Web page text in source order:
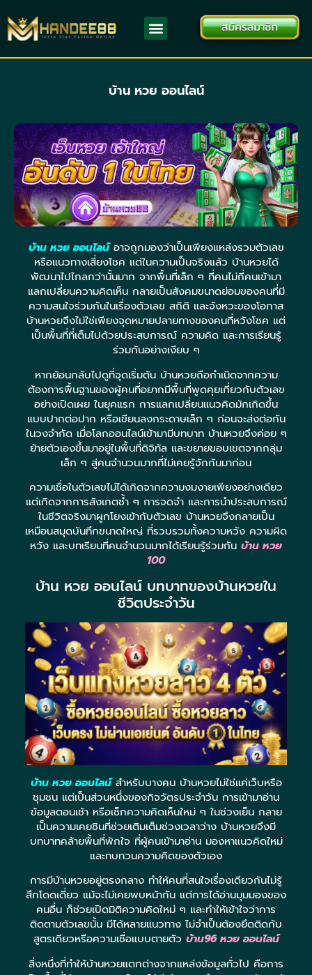
บ้าน หวย ออนไลน์
บ้าน หวย ออนไลน์อาจถูกมองว่าเป็นเพียงแหล่งรวมตัวเลข
หรือแนวทางเสี่ยงโชค แต่ในความเป็นจริงแล้ว บ้านหวยได้
พัฒนาไปไกลกว่านั้นมาก จากพื้นที่เล็ก ๆ ที่คนไม่กี่คนเข้ามา
แลกเปลี่ยนความคิดเห็น กลายเป็นสังคมขนาดย่อมของคนที่มี
ความสนใจร่วมกันในเรื่องตัวเลข สถิติ และจังหวะของโอกาส
บ้านหวยจึงไม่ใช่เพียงจุดหมายปลายทางของคนที่หวังโชค แต่
เป็นพื้นที่ที่เต็มไปด้วยประสบการณ์ ความคิด และการเรียนรู้
ร่วมกันอย่างเงียบ ๆ
หากย้อนกลับไปดูที่จุดเริ่มต้น บ้านหวยถือกำเนิดจากความ
ต้องการพื้นฐานของผู้คนที่อยากมีพื้นที่พูดคุยเกี่ยวกับตัวเลข
อย่างเปิดเผย ในยุคแรก การแลกเปลี่ยนแนวคิดมักเกิดขึ้น
แบบปากต่อปาก หรือเขียนลงกระดาษเล็ก ๆ ก่อนจะส่งต่อกัน
ในวงจำกัด เมื่อโลกออนไลน์เข้ามามีบทบาท บ้านหวยจึงค่อย ๆ
ย้ายตัวเองขึ้นมาอยู่ในพื้นที่ดิจิทัล และขยายขอบเขตจากกลุ่ม
เล็ก ๆ สู่คนจำนวนมากที่ไม่เคยรู้จักกันมาก่อน
ความเชื่อในตัวเลขไม่ได้เกิดจากความงมงายเพียงอย่างเดียว
แต่เกิดจากการสังเกตซ้ำ ๆ การจดจำ และการนำประสบการณ์
ในชีวิตจริงมาผูกโยงเข้ากับตัวเลข บ้านหวยจึงกลายเป็น
เหมือนสมุดบันทึกขนาดใหญ่ ที่รวบรวมทั้งความหวัง ความผิด
หวัง และบทเรียนที่คนจำนวนมากได้เรียนรู้ร่วมกัน บ้าน หวย
100
บ้าน หวย ออนไลน์ บทบาทของบ้านหวยใน
ชีวิตประจำวัน
บ้าน หวย ออนไลน์สำหรับบางคน บ้านหวยไม่ใช่แค่เว็บหรือ
ชุมชน แต่เป็นส่วนหนึ่งของกิจวัตรประจำวัน การเข้ามาอ่าน
ข้อมูลตอนเช้า หรือเช็กความคิดเห็นใหม่ ๆ ในช่วงเย็น กลาย
เป็นความเคยชินที่ช่วยเติมเต็มช่วงเวลาว่าง บ้านหวยจึงมี
บทบาทคล้ายพื้นที่พักใจ ที่ผู้คนเข้ามาอ่าน มองหาแนวคิดใหม่
และทบทวนความคิดของตัวเอง
การมีบ้านหวยอยู่ตรงกลาง ทำให้คนที่สนใจเรื่องเดียวกันไม่รู้
สึกโดดเดี่ยว แม้จะไม่เคยพบหน้ากัน แต่การได้อ่านมุมมองของ
คนอื่น ก็ช่วยเปิดมิติความคิดใหม่ ๆ และทำให้เข้าใจว่าการ
ติดตามตัวเลขนั้น มีได้หลายแนวทาง ไม่จำเป็นต้องยึดติดกับ
สูตรเดียวหรือความเชื่อแบบตายตัว บ้าน96 หวย ออนไลน์
สิ่งหนึ่งที่ทำให้บ้านหวยแตกต่างจากแหล่งข้อมูลทั่วไป คือการ